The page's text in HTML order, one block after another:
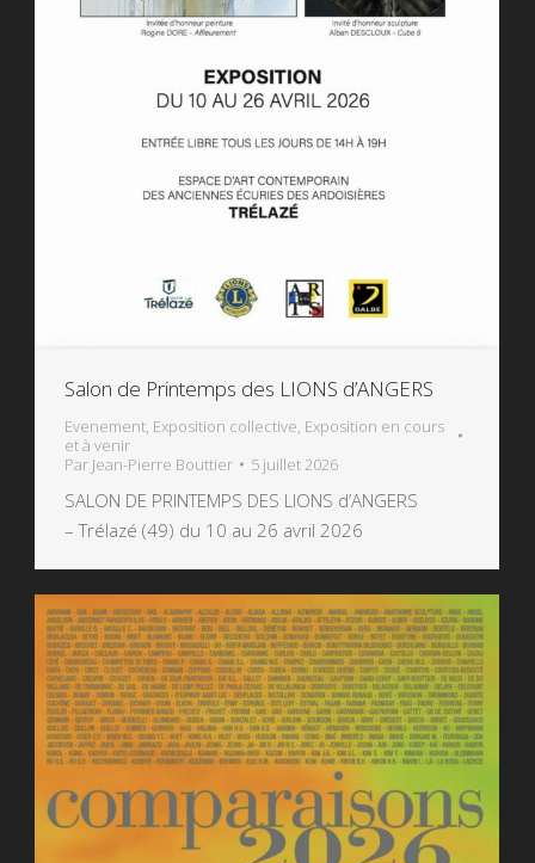
Salon de Printemps des LIONS d’ANGERS
Evenement, Exposition collective, Exposition en cours
et à venir
Par Jean-Pierre Bouttier 5 juillet 2026
SALON DE PRINTEMPS DES LIONS d’ANGERS
– Trélazé (49) du 10 au 26 avril 2026